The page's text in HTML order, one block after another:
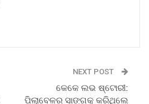
NEXT POST
କେକେ ଲଭ ଷ୍ଟୋରୀ:
ପିଲାବେଳର ସାଙ୍ଗକୁ କରିଥିଲେ